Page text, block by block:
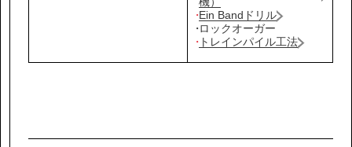
Ein Bandドリル
ロックオーガー
トレインパイル工法